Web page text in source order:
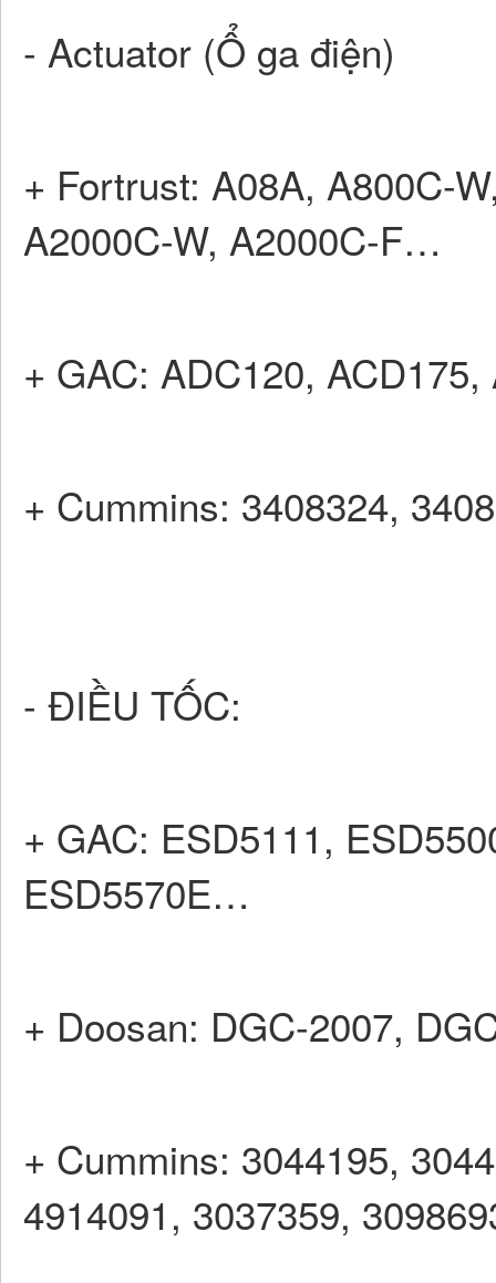
- Actuator (Ổ ga điện)
+ Fortrust: A08A, A800C-
A2000C-W, A2000C-F…
+ GAC: ADC120,
+ Cummins: 3408324,
- ĐIỀU TỐC:
+ GAC: ESD5111,
ESD5570E…
+ Doosan: DGC-2007,
+ Cummins: 3044195,
4914091, 3037359,